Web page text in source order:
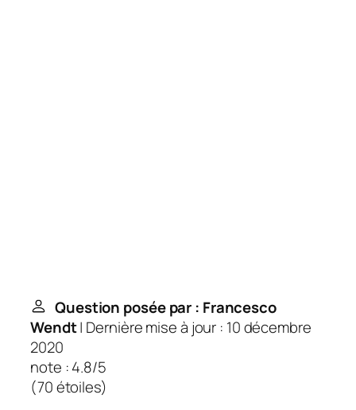
Question posée par : Francesco
Wendt| Dernière mise à jour : 10 décembre
2020
note : 4.8/5
(70 étoiles)